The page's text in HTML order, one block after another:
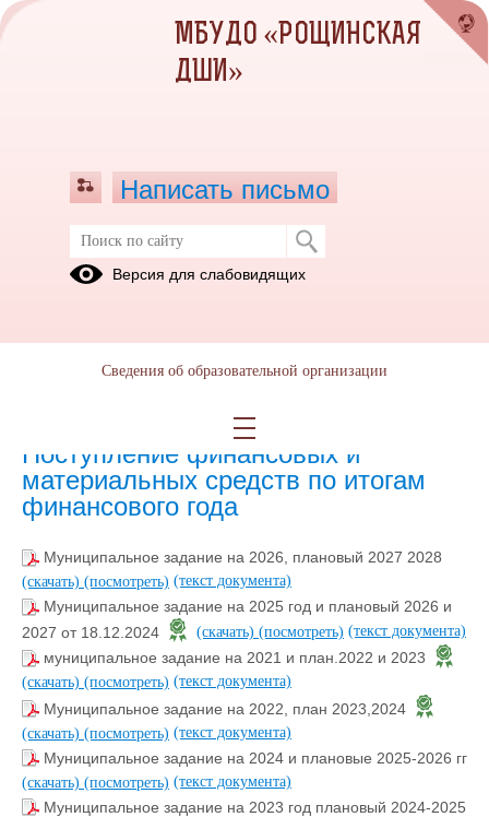
Объём образовательной
(посмотреть) (текст документа)
Поступление финансовых и
материальных средств по итогам
финансового года
Муниципальное задание на 2026, плановый 2027 2028
(скачать) (посмотреть) (текст документа)
Муниципальное задание на 2025 год и плановый 2026 и
2027 от 18.12.2024
(скачать) (посмотреть) (текст документа)
муниципальное задание на 2021 и план.2022 и 2023
(скачать) (посмотреть) (текст документа)
Муниципальное задание на 2022, план 2023,2024
(скачать) (посмотреть) (текст документа)
Муниципальное задание на 2024 и плановые 2025-2026 гг
(скачать) (посмотреть) (текст документа)
Муниципальное задание на 2023 год плановый 2024-2025
МБУДО «РОЩИНСКАЯ
ДШИ»
Написать письмо
Версия для слабовидящих
Сведения об образовательной организации